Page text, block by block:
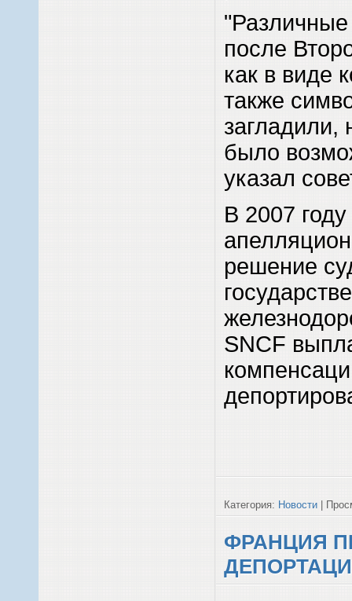
после
как в виде
также
загладили,
было
указал
В 2007
решение
SNCF
Категория: Новости |
ФРАНЦИЯ